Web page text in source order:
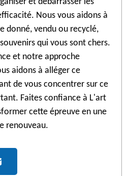
Nous vous aidons à
donné, vendu ou recyclé,
qui vous sont chers.
et notre approche
aidons à alléger ce
de vous concentrer sur ce
Faites confiance à L'art
cette épreuve en une
renouveau.